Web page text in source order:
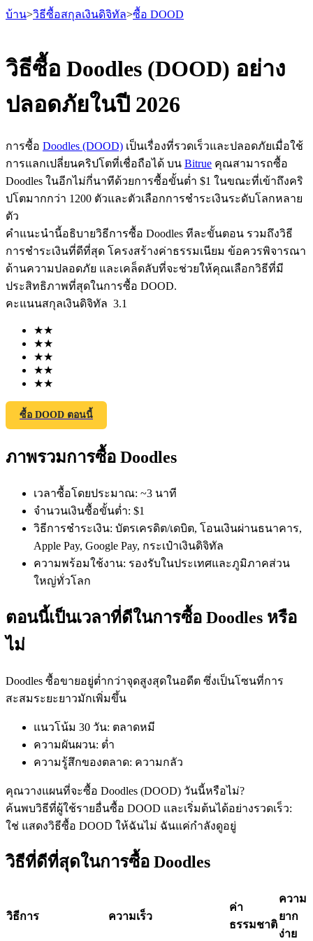
ฟิวเจอร์ส
ฟิวเจอร์ส USDT
ฟิวเจอร์สที่ใช้ USDT เป็นหลักประกัน
ฟิวเจอร์ส COIN-M
ฟิวเจอร์สสกุลเงินดิจิทัล
TradFi
อนุพันธ์ของหุ้น ฟอเร็กซ์ โลหะมีค่า และสินค้าโภคภัณฑ์
ฟิวเจอร์ส USDC
คัดลอกการซื้อขาย
บ้าน>วิธีซื้อสกุลเงินดิจิทัล>ซื้อ DOOD
วิธีซื้อ Doodles (DOOD) อย่าง
ปลอดภัยในปี 2026
การซื้อ Doodles (DOOD) เป็นเรื่องที่รวดเร็วและปลอดภัยเมื่อใช้
การแลกเปลี่ยนคริปโตที่เชื่อถือได้ บน Bitrue คุณสามารถซื้อ
Doodles ในอีกไม่กี่นาทีด้วยการซื้อขั้นต่ำ $1 ในขณะที่เข้าถึงคริ
ปโตมากกว่า 1200 ตัวและตัวเลือกการชำระเงินระดับโลกหลาย
ตัว
คำแนะนำนี้อธิบายวิธีการซื้อ Doodles ทีละขั้นตอน รวมถึงวิธี
การชำระเงินที่ดีที่สุด โครงสร้างค่าธรรมเนียม ข้อควรพิจารณา
ด้านความปลอดภัย และเคล็ดลับที่จะช่วยให้คุณเลือกวิธีที่มี
ประสิทธิภาพที่สุดในการซื้อ DOOD.
คะแนนสกุลเงินดิจิทัล 3.1
★★
★★
★★
★★
★★
ซื้อ DOOD ตอนนี้
ภาพรวมการซื้อ Doodles
เวลาซื้อโดยประมาณ: ~3 นาที
จำนวนเงินซื้อขั้นต่ำ: $1
วิธีการชำระเงิน: บัตรเครดิต/เดบิต, โอนเงินผ่านธนาคาร,
Apple Pay, Google Pay, กระเป๋าเงินดิจิทัล
ความพร้อมใช้งาน: รองรับในประเทศและภูมิภาคส่วน
ใหญ่ทั่วโลก
ตอนนี้เป็นเวลาที่ดีในการซื้อ Doodles หรือ
ไม่
Doodles ซื้อขายอยู่ต่ำกว่าจุดสูงสุดในอดีต ซึ่งเป็นโซนที่การ
สะสมระยะยาวมักเพิ่มขึ้น
แนวโน้ม 30 วัน: ตลาดหมี
ความผันผวน: ต่ำ
ความรู้สึกของตลาด: ความกลัว
คุณวางแผนที่จะซื้อ Doodles (DOOD) วันนี้หรือไม่?
ค้นพบวิธีที่ผู้ใช้รายอื่นซื้อ DOOD และเริ่มต้นได้อย่างรวดเร็ว:
ใช่ แสดงวิธีซื้อ DOOD ให้ฉันไม่ ฉันแค่กำลังดูอยู่
วิธีที่ดีที่สุดในการซื้อ Doodles
วิธีการ ความเร็ว
ค่า
ธรรมชาติ
ความ
ยาก
ง่าย